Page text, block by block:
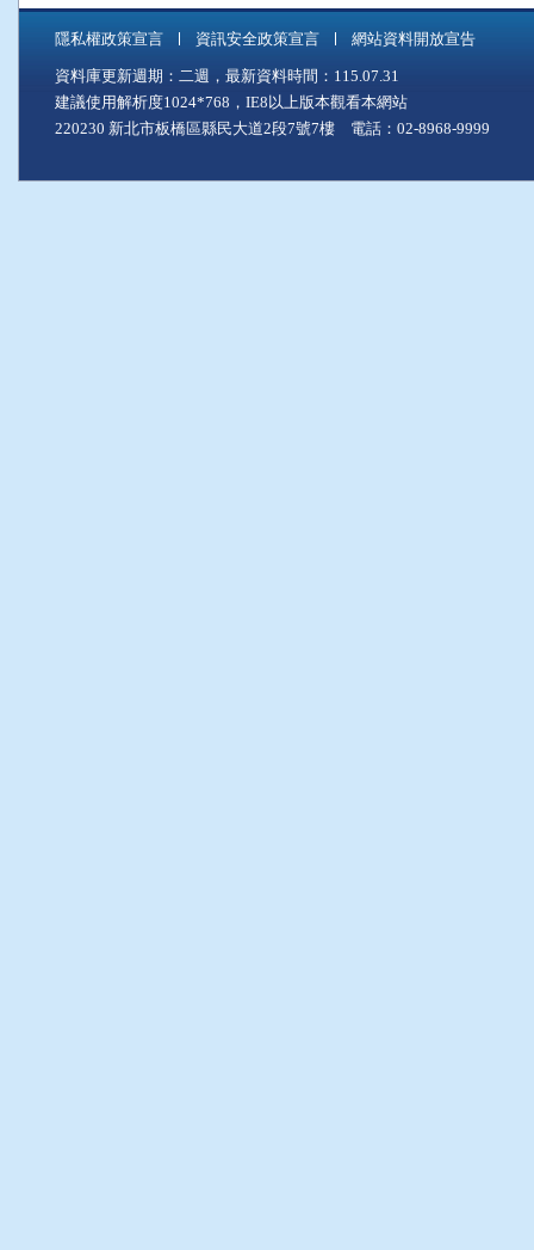
隱私權政策宣言 資訊安全政策宣言 網站資料開放宣告
資料庫更新週期：二週，最新資料時間：115.07.31
建議使用解析度1024*768，IE8以上版本觀看本網站
220230 新北市板橋區縣民大道2段7號7樓 電話：02-8968-9999